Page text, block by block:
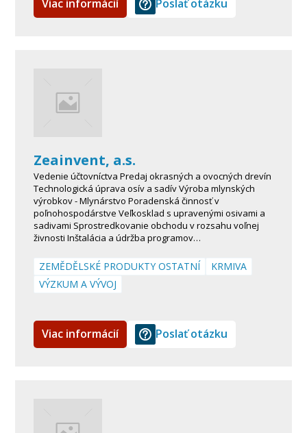
Viac informácií Poslať otázku
Zeainvent, a.s.
Vedenie účtovníctva Predaj okrasných a ovocných drevín
Technologická úprava osív a sadív Výroba mlynských
výrobkov - Mlynárstvo Poradenská činnosť v
poľnohospodárstve Veľkosklad s upravenými osivami a
sadivami Sprostredkovanie obchodu v rozsahu voľnej
živnosti Inštalácia a údržba programov…
ZEMĚDĚLSKÉ PRODUKTY OSTATNÍ
KRMIVA
VÝZKUM A VÝVOJ
Viac informácií Poslať otázku